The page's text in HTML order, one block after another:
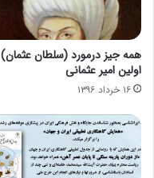
همه جیز درمورد (سلطان عثمان)
اولین امیر عثمانی
۱۶ خرداد ۱۳۹۶